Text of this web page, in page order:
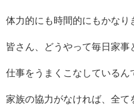
体力的にも時間的にもかなり
皆さん、どうやって毎日家事
仕事をうまくこなしているん
家族の協力がなければ、全て